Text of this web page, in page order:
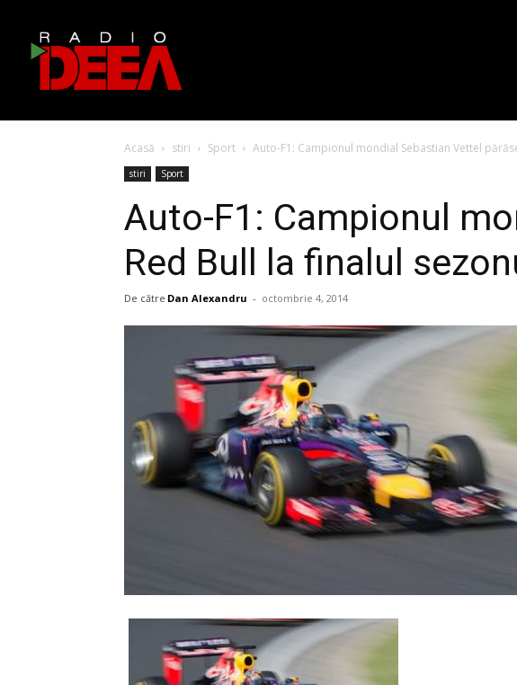
Acasă stiri Sport Auto-F1: Campionul mondial Sebastian Vettel
stiri Sport
Auto-F1: Campionul
Red Bull la finalul
De către Dan Alexandru - octombrie 4, 2014